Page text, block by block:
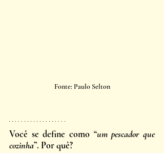
Fonte: Paulo Selton
Você se define como “um pescador que
cozinha”. Por quê?